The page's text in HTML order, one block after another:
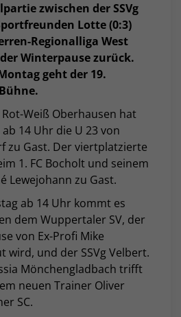
zwischen der SSVg
Lotte (0:3)
Regionalliga West
Winterpause zurück.
geht der 19.
Weiß Oberhausen hat
14 Uhr die U 23 von
zu Gast. Der viertplatzierte
1. FC Bocholt und seinem
Lewejohann zu Gast.
ab 14 Uhr kommt es
dem Wuppertaler SV, der
von Ex-Profi Mike
wird, und der SSVg Velbert.
Mönchengladbach trifft
neuen Trainer Oliver
SC.